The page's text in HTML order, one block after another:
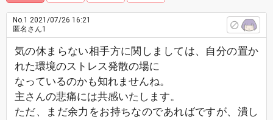
No.1 2021/07/26 16:21
匿名さん1
気の休まらない相手方に関しましては、自分の置か
れた環境のストレス発散の場に
なっているのかも知れませんね。
主さんの悲痛には共感いたします。
ただ、まだ余力をお持ちなのであればですが、潰し